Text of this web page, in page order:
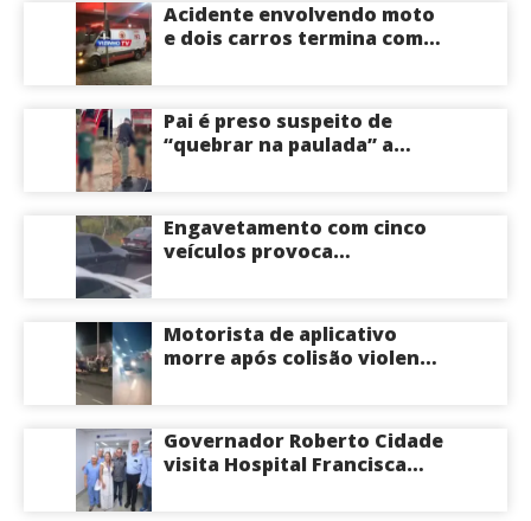
Acidente envolvendo moto
e dois carros termina com
Pai é preso suspeito de
“quebrar na paulada” a
Itacoatiara: “batia para
corrigir e educar”; veja
vídeo
Engavetamento com cinco
veículos provoca
Manaus
Motorista de aplicativo
morre após colisão violenta
Governador Roberto Cidade
visita Hospital Francisca